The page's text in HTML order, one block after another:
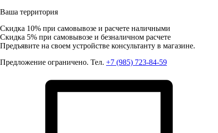
Ваша территория
Скидка 10% при самовывозе и расчете наличными
Скидка 5% при самовывозе и безналичном расчете
Предъявите на своем устройстве консультанту в магазине.
Предложение ограничено. Тел. +7 (985) 723-84-59